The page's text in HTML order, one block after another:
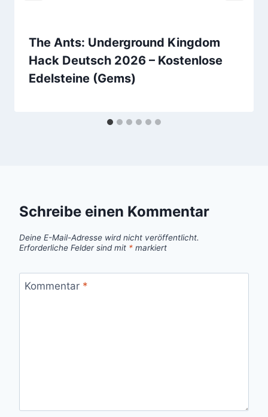
The Ants: Underground Kingdom
Hack Deutsch 2026 – Kostenlose
Edelsteine (Gems)
Schreibe einen Kommentar
Deine E-Mail-Adresse wird nicht veröffentlicht.
Erforderliche Felder sind mit * markiert
Kommentar *